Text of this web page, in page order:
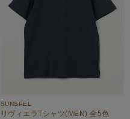
SUNSPEL
リヴィエラTシャツ(MEN) 全5色